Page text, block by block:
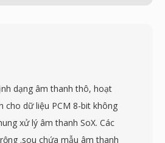
dạng âm thanh thô, hoạt
cho dữ liệu PCM 8-bit không
xử lý âm thanh SoX. Các
.sou chứa mẫu âm thanh